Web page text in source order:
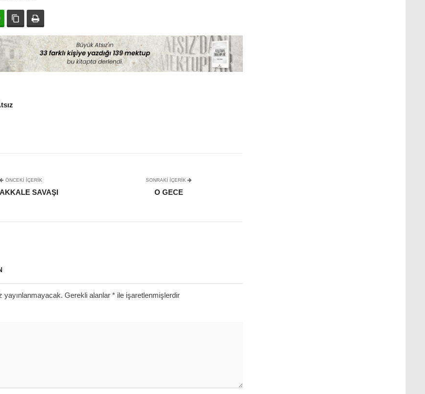
WhatsAppBağlanıyı kopyala
ÖNCEKI İÇERIK
SAVAŞI
SONRAKI IÇERIK
O GECE
yayınlanmayacak. Gerekli alanlar * ile işaretlenmişlerdir